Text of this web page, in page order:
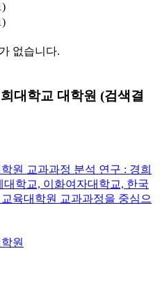
없습니다.
대학교 대학원 (검색결
원 교과과정 분석 연구 : 경희
학교, 이화여자대학교, 한국
육대학원 교과과정을 중심으
원